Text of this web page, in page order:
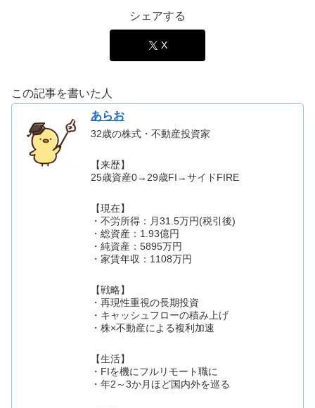
シェアする
X
この記事を書いた人
あらお
32歳の株式・不動産投資家
【来歴】
25歳資産0→29歳FI→サイドFIRE
【現在】
・不労所得：月31.5万円(税引後)
・総資産：1.93億円
・純資産：5895万円
・家賃年収：1108万円
【戦略】
・再現性重視の長期投資
・キャッシュフローの積み上げ
・株×不動産による複利加速
【生活】
・FIを機にフルリモート職に
・年2～3か月ほど国内外を巡る